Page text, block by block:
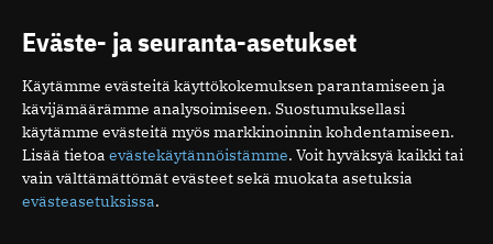
00510 Helsinki
puh. (09) 393 091
toimitus@potilaanlaakarilehti.fi
ISSN 2323-9476
Eväste- ja seuranta-asetukset
Käytämme evästeitä käyttökokemuksen parantamiseen ja
kävijämäärämme analysoimiseen. Suostumuksellasi
käytämme evästeitä myös markkinoinnin kohdentamiseen.
Lisää tietoa evästekäytännöistämme. Voit hyväksyä kaikki tai
vain välttämättömät evästeet sekä muokata asetuksia
evästeasetuksissa.